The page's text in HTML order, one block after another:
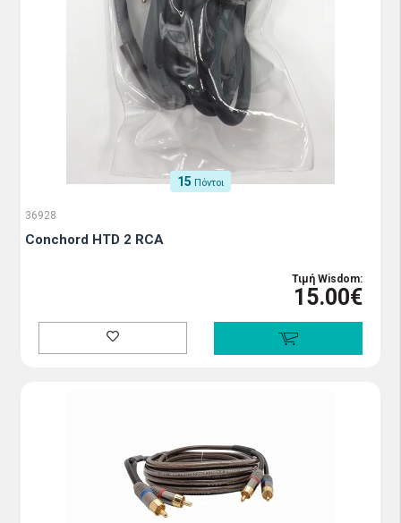
15 Πόντοι
36928
Conchord HTD 2 RCA
Τιμή Wisdom:
15.00€